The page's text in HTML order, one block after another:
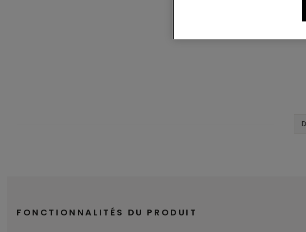
FONCTIONNALITÉS DU PRODUIT